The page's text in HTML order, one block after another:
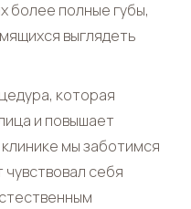
полные губы,
выглядеть
которая
и повышает
мы заботимся
себя